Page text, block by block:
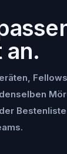
an.
Bestenliste